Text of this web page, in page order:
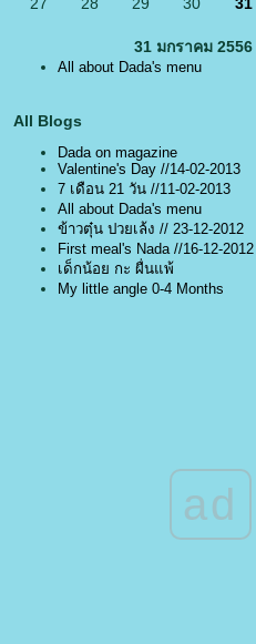
31 มกราคม 2556
All about Dada's menu
All Blogs
Dada on magazine
Valentine's Day //14-02-2013
7 เดือน 21 วัน //11-02-2013
All about Dada's menu
ข้าวตุ๋น ปวยเล้ง // 23-12-2012
First meal's Nada //16-12-2012
เด็กน้อย กะ ผื่นแพ้
My little angle 0-4 Months
ad